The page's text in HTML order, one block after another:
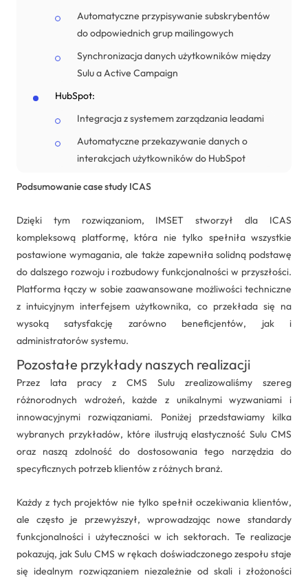
Automatyczne przypisywanie subskrybentów
do odpowiednich grup mailingowych
Synchronizacja danych użytkowników między
Sulu a Active Campaign
HubSpot:
Integracja z systemem zarządzania leadami
Automatyczne przekazywanie danych o
interakcjach użytkowników do HubSpot
Podsumowanie case study ICAS
Dzięki tym rozwiązaniom, IMSET stworzył dla ICAS
kompleksową platformę, która nie tylko spełniła wszystkie
postawione wymagania, ale także zapewniła solidną podstawę
do dalszego rozwoju i rozbudowy funkcjonalności w przyszłości.
Platforma łączy w sobie zaawansowane możliwości techniczne
z intuicyjnym interfejsem użytkownika, co przekłada się na
wysoką satysfakcję zarówno beneficjentów, jak i
administratorów systemu.
Pozostałe przykłady naszych realizacji
Przez lata pracy z CMS Sulu zrealizowaliśmy szereg
różnorodnych wdrożeń, każde z unikalnymi wyzwaniami i
innowacyjnymi rozwiązaniami. Poniżej przedstawiamy kilka
wybranych przykładów, które ilustrują elastyczność Sulu CMS
oraz naszą zdolność do dostosowania tego narzędzia do
specyficznych potrzeb klientów z różnych branż.
Każdy z tych projektów nie tylko spełnił oczekiwania klientów,
ale często je przewyższył, wprowadzając nowe standardy
funkcjonalności i użyteczności w ich sektorach. Te realizacje
pokazują, jak Sulu CMS w rękach doświadczonego zespołu staje
się idealnym rozwiązaniem niezależnie od skali i złożoności